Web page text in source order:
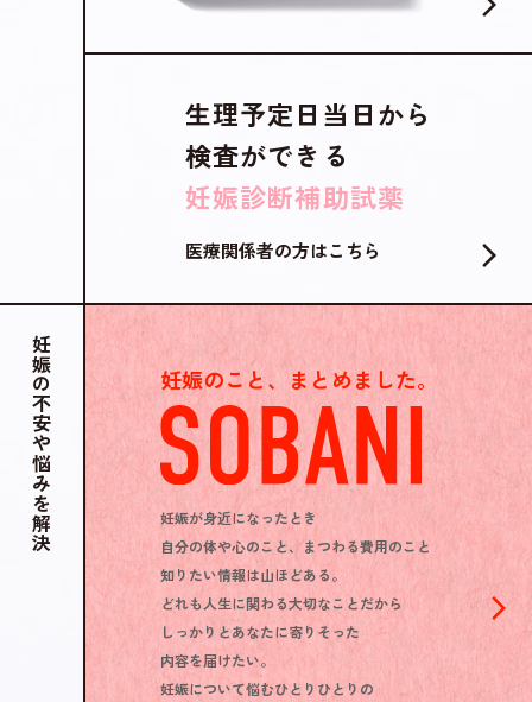
生理予定日当日から
検査ができる
妊娠診断補助試薬
医療関係者の方はこちら
妊娠の不安や悩みを解決 妊娠のこと、まとめました。
妊娠が身近になったとき
自分の体や心のこと、まつわる費用のこと
知りたい情報は山ほどある。
どれも人生に関わる大切なことだから
しっかりとあなたに寄りそった
内容を届けたい。
妊娠について悩むひとりひとりの